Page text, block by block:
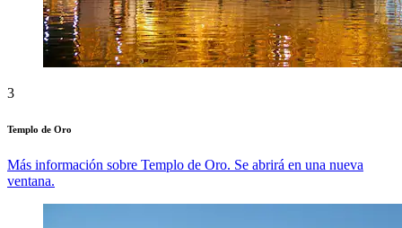
3
Templo de Oro
Más información sobre Templo de Oro. Se abrirá en una nueva
ventana.